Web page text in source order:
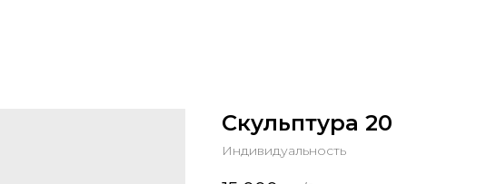
Скульптура 20
Индивидуальность